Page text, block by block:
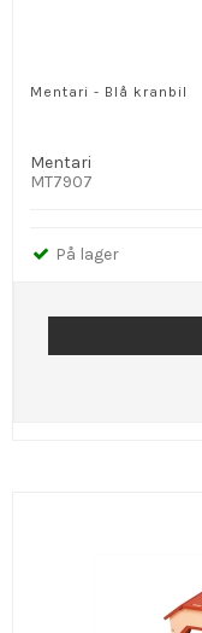
Mentari - Blå kranbil
Mentari
MT7907
På lager